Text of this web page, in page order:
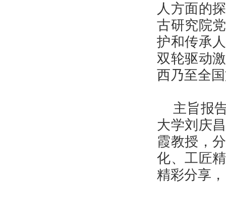
人方面的
古研究院
护和传承
双轮驱动
西乃至全
主旨报
大学刘庆
霞教授，
化、工匠
精彩分享